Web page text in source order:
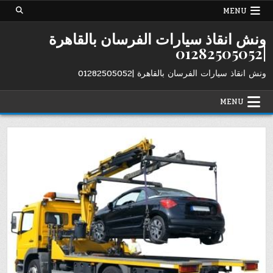
Skip
MENU
ونش انقاذ سيارات الفرسان بالقاهرة
|01282505052
ونش انقاذ سيارات الفرسان بالقاهرة |01282505052
MENU